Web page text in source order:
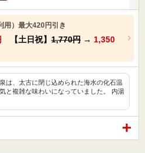
用）最大420円引き
【土日祝】 1,770円 → 1,350
は、太古に閉じ込められた海水の化石温
と複雑な味わいになっていました。 内湯